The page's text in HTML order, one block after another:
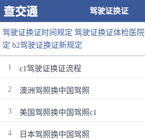
驾驶证换证
驾驶证换证时间规定 驾驶证换证体检医院
定 b2驾驶证换证新规定
1 c1驾驶证换证流程
2 澳洲驾照换中国驾照
3 美国驾照换中国驾照c1
4 日本驾照换中国驾照